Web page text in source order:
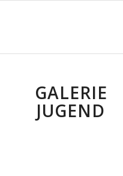
GALERIE
JUGEND